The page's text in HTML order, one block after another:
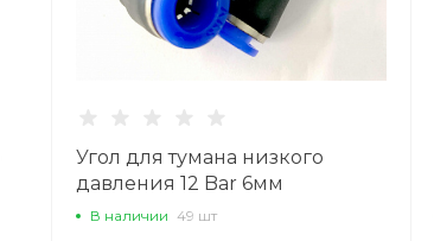
Угол для тумана низкого
давления 12 Bar 6мм
В наличии 49 шт